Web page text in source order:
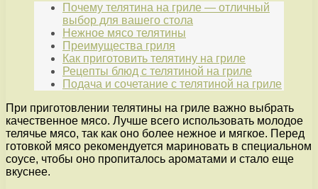
Почему телятина на гриле — отличный
выбор для вашего стола
Нежное мясо телятины
Преимущества гриля
Как приготовить телятину на гриле
Рецепты блюд с телятиной на гриле
Подача и сочетание с телятиной на гриле
При приготовлении телятины на гриле важно выбрать
качественное мясо. Лучше всего использовать молодое
телячье мясо, так как оно более нежное и мягкое. Перед
готовкой мясо рекомендуется мариновать в специальном
соусе, чтобы оно пропиталось ароматами и стало еще
вкуснее.